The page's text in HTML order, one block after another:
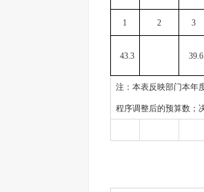
1 2 3
43.3 39.6
注：本表反映部门本年
程序调整后的预算数；